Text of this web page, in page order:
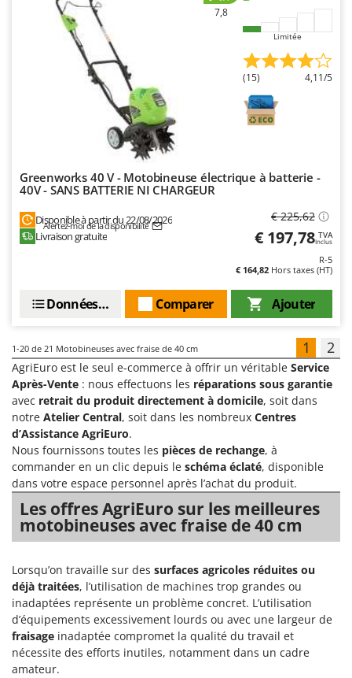
7,8
Limitée
(15) 4,11/5
Greenworks 40 V - Motobineuse électrique à batterie -
40V - SANS BATTERIE NI CHARGEUR
Disponible à partir du 22/08/2026
Alertez-moi de la disponibilité
Livraison gratuite
€ 225,62
€ 197,78 TVA
Inclus
R-5
€ 164,82 Hors taxes (HT)
Ajouter
Comparer
Données techniques
1-20 de 21 Motobineuses avec fraise de 40 cm 1 2
AgriEuro est le seul e-commerce à offrir un véritable Service
Après-Vente : nous effectuons les réparations sous garantie
avec retrait du produit directement à domicile, soit dans
notre Atelier Central, soit dans les nombreux Centres
d’Assistance AgriEuro.
Nous fournissons toutes les pièces de rechange, à
commander en un clic depuis le schéma éclaté, disponible
dans votre espace personnel après l’achat du produit.
Les offres AgriEuro sur les meilleures
motobineuses avec fraise de 40 cm
Lorsqu’on travaille sur des surfaces agricoles réduites ou
déjà traitées, l’utilisation de machines trop grandes ou
inadaptées représente un problème concret. L’utilisation
d’équipements excessivement lourds ou avec une largeur de
fraisage inadaptée compromet la qualité du travail et
nécessite des efforts inutiles, notamment dans un cadre
amateur.